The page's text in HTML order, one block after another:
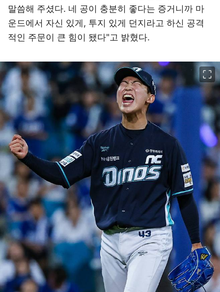
말씀해 주셨다. 네 공이 충분히 좋다는 증거니까 마
운드에서 자신 있게, 투지 있게 던지라고 하신 공격
적인 주문이 큰 힘이 됐다"고 밝혔다.